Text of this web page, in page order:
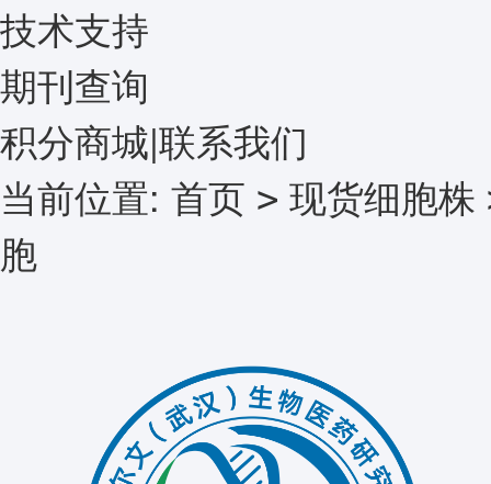
技术支持
期刊查询
积分商城|联系我们
当前位置: 首页 > 现货细胞株
胞